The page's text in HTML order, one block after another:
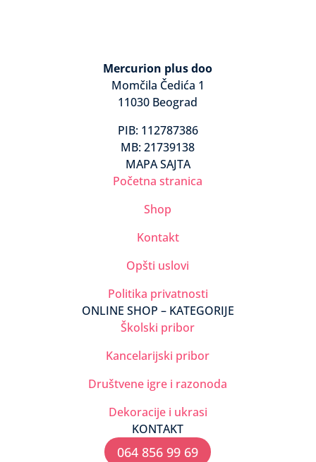
Mercurion plus doo
Momčila Čedića 1
11030 Beograd
PIB: 112787386
MB: 21739138
MAPA SAJTA
Početna stranica
Shop
Kontakt
Opšti uslovi
Politika privatnosti
ONLINE SHOP – KATEGORIJE
Školski pribor
Kancelarijski pribor
Društvene igre i razonoda
Dekoracije i ukrasi
KONTAKT
064 856 99 69